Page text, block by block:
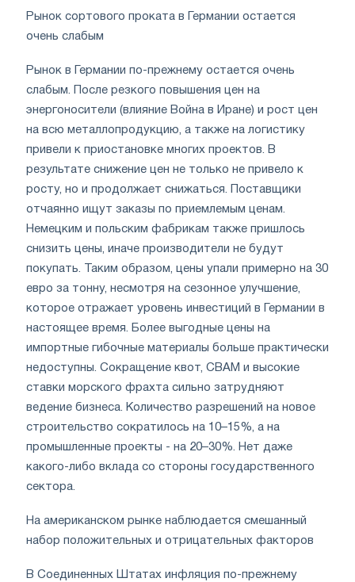
Рынок сортового проката в Германии остается
очень слабым
Рынок в Германии по-прежнему остается очень
слабым. После резкого повышения цен на
энергоносители (влияние Война в Иране) и рост цен
на всю металлопродукцию, а также на логистику
привели к приостановке многих проектов. В
результате снижение цен не только не привело к
росту, но и продолжает снижаться. Поставщики
отчаянно ищут заказы по приемлемым ценам.
Немецким и польским фабрикам также пришлось
снизить цены, иначе производители не будут
покупать. Таким образом, цены упали примерно на 30
евро за тонну, несмотря на сезонное улучшение,
которое отражает уровень инвестиций в Германии в
настоящее время. Более выгодные цены на
импортные гибочные материалы больше практически
недоступны. Сокращение квот, CBAM и высокие
ставки морского фрахта сильно затрудняют
ведение бизнеса. Количество разрешений на новое
строительство сократилось на 10–15%, а на
промышленные проекты - на 20–30%. Нет даже
какого-либо вклада со стороны государственного
сектора.
На американском рынке наблюдается смешанный
набор положительных и отрицательных факторов
В Соединенных Штатах инфляция по-прежнему